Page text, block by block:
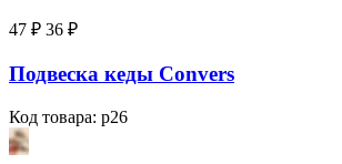
47 ₽ 36 ₽
Подвеска кеды Convers
Код товара: p26